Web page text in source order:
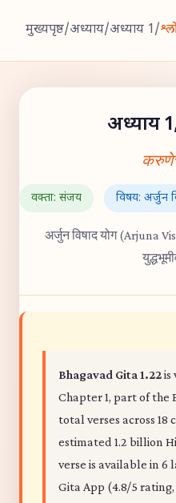
मुख्यपृष्ठ/अध्याय/अध्याय 1/
अध्याय
वक्ता: संजय विषय: अर्जुन
अर्जुन विषाद योग (Arjuna
Bhagavad Gita 1.22is
Chapter 1, part of the
total verses across 18
estimated 1.2 billion
verse is available in 6
Gita App (4.8/5 rating,